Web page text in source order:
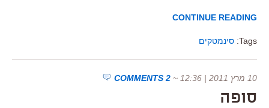
CONTINUE READING
Tags: סינמטקים
10 מרץ 2011 | 12:36 ~
2 COMMENTS
סופה